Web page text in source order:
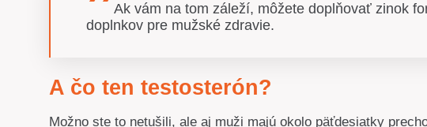
Ak vám na tom záleží, môžete doplňovať zinok
doplnkov pre mužské zdravie.
A čo ten testosterón?
Možno ste to netušili, ale aj muži majú okolo päťdesiatky